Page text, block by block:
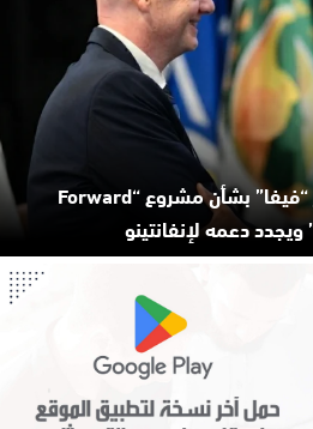
“الكاف” يرحب باعتذار “فيفا” بشأن مشروع “Forward